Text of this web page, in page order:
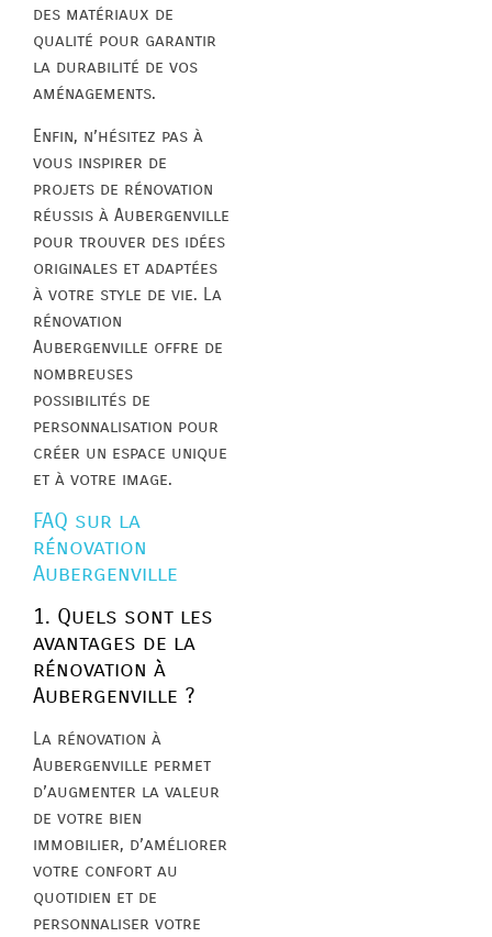
des matériaux de
qualité pour garantir
la durabilité de vos
aménagements.
Enfin, n’hésitez pas à
vous inspirer de
projets de rénovation
réussis à Aubergenville
pour trouver des idées
originales et adaptées
à votre style de vie. La
rénovation
Aubergenville offre de
nombreuses
possibilités de
personnalisation pour
créer un espace unique
et à votre image.
FAQ sur la
rénovation
Aubergenville
1. Quels sont les
avantages de la
rénovation à
Aubergenville ?
La rénovation à
Aubergenville permet
d’augmenter la valeur
de votre bien
immobilier, d’améliorer
votre confort au
quotidien et de
personnaliser votre